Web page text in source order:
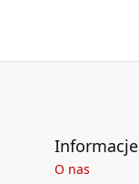
Informacje
O nas